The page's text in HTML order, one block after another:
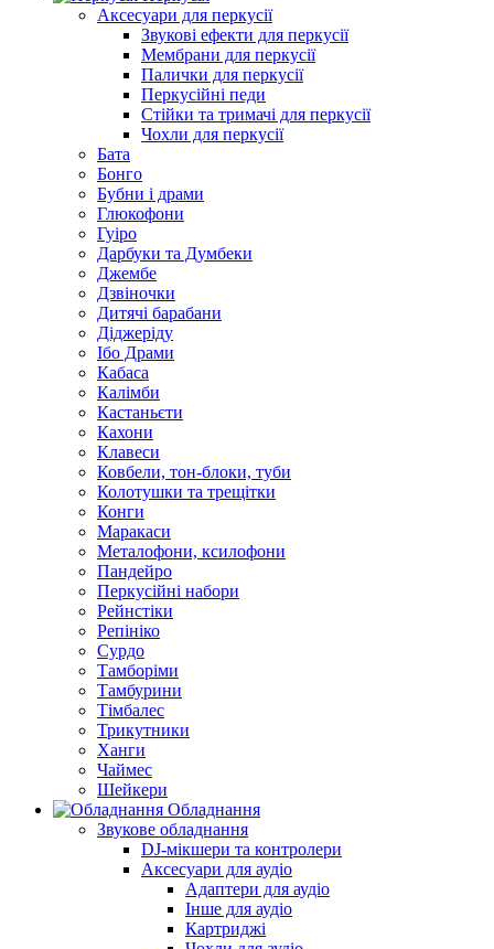
Аксесуари для перкусії
Звукові ефекти для перкусії
Мембрани для перкусії
Палички для перкусії
Перкусійні педи
Стійки та тримачі для перкусії
Чохли для перкусії
Бата
Бонго
Бубни і драми
Глюкофони
Гуіро
Дарбуки та Думбеки
Джембе
Дзвіночки
Дитячі барабани
Діджеріду
Ібо Драми
Кабаса
Калімби
Кастаньєти
Кахони
Клавеси
Ковбели, тон-блоки, туби
Колотушки та трещітки
Конги
Маракаси
Металофони, ксилофони
Пандейро
Перкусійні набори
Рейнстіки
Репініко
Сурдо
Тамборіми
Тамбурини
Тімбалес
Трикутники
Ханги
Чаймес
Шейкери
Обладнання
Звукове обладнання
DJ-мікшери та контролери
Аксесуари для аудіо
Адаптери для аудіо
Інше для аудіо
Картриджі